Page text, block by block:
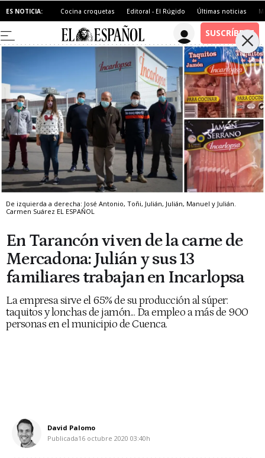
ES NOTICIA: Cocina croquetas Editoral - El Rúgido Últimas noticias
De izquierda a derecha: José Antonio, Toñi, Julián, Julián, Manuel y Julián.
Carmen Suárez EL ESPAÑOL
En Tarancón viven de la carne de
Mercadona: Julián y sus 13
familiares trabajan en Incarlopsa
La empresa sirve el 65% de su producción al súper:
taquitos y lonchas de jamón... Da empleo a más de 900
personas en el municipio de Cuenca.
David Palomo
Publicada16 octubre 2020 03:40h